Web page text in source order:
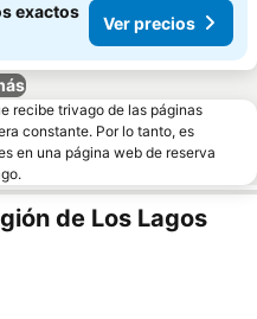
exactos
Ver precios
recibe trivago de las páginas
constante. Por lo tanto, es
en una página web de reserva
de Los Lagos